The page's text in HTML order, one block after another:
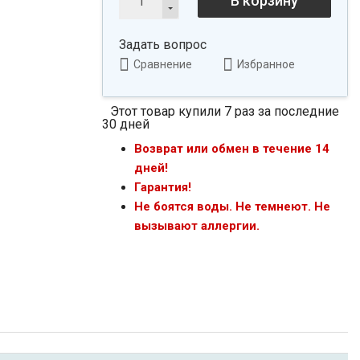
Задать вопрос
Сравнение Избранное
Этот товар купили 7 раз за последние
30 дней
Возврат или обмен в течение 14
дней!
Гарантия!
Не боятся воды. Не темнеют. Не
вызывают аллергии.